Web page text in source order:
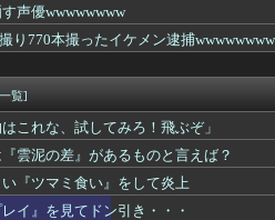
りません」
んでる男はブラリス入れてる...
ｗｗｗｗｗ
マジでエ口過ぎるｗｗｗｗｗ...
でめっちゃいいぞwwww
被告、怖いｗｗｗｗｗｗ
ｗｗｗｗｗｗ
声優wwwwwwww
り770本撮ったイケメン逮捕
覧]
これな、試してみろ！飛ぶぞ」
雲泥の差』があるものと言えば？
『ツマミ食い』をして炎上
イ』を見てドン引き・・・